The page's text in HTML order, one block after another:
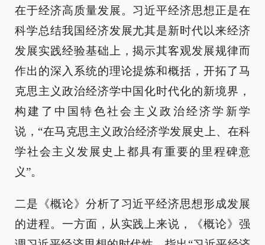
在于经济高质量发展。习近平经济思想正是在
科学总结我国经济发展尤其是新时代以来经济
发展实践经验基础上，揭示其客观发展规律而
作出的深入系统的理论提炼和概括，开拓了马
克思主义政治经济学中国化时代化的新境界，
构建了中国特色社会主义政治经济学新学
说，“在马克思主义政治经济学发展史上、在科
学社会主义发展史上都具有重要的里程碑意
义”。
二是《概论》分析了习近平经济思想形成发展
的进程。一方面，从实践上来说，《概论》强